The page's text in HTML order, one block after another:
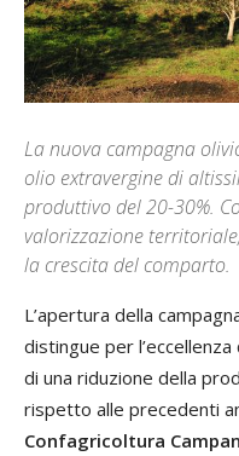
La nuova campagna
olio extravergine di
produttivo del 20-30%.
valorizzazione
la crescita del comparto.
L’apertura della
distingue per
di una riduzione della
rispetto alle precedenti
Confagricoltura